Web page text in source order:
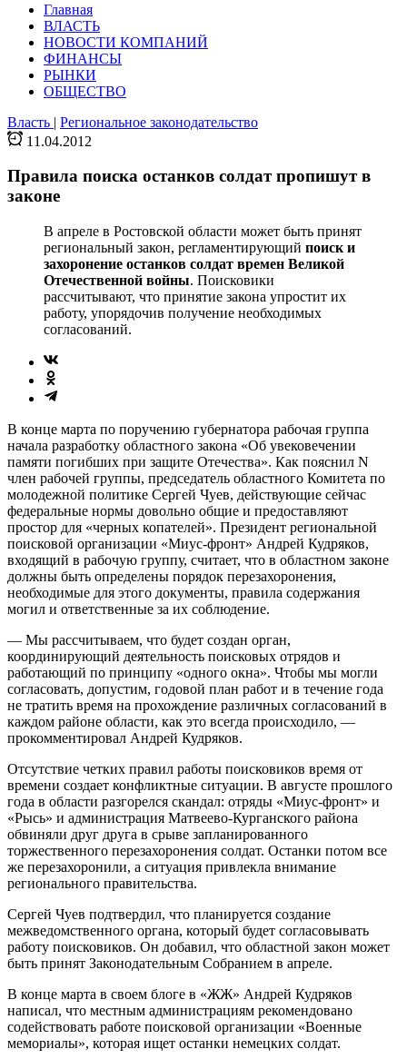
Главная
ВЛАСТЬ
НОВОСТИ КОМПАНИЙ
ФИНАНСЫ
РЫНКИ
ОБЩЕСТВО
Власть | Региональное законодательство
11.04.2012
Правила поиска останков солдат пропишут в
законе
В апреле в Ростовской области может быть принят
региональный закон, регламентирующий поиск и
захоронение останков солдат времен Великой
Отечественной войны. Поисковики
рассчитывают, что принятие закона упростит их
работу, упорядочив получение необходимых
согласований.
В конце марта по поручению губернатора рабочая группа
начала разработку областного закона «Об увековечении
памяти погибших при защите Отечества». Как пояснил N
член рабочей группы, председатель областного Комитета по
молодежной политике Сергей Чуев, действующие сейчас
федеральные нормы довольно общие и предоставляют
простор для «черных копателей». Президент региональной
поисковой организации «Миус-фронт» Андрей Кудряков,
входящий в рабочую группу, считает, что в областном законе
должны быть определены порядок перезахоронения,
необходимые для этого документы, правила содержания
могил и ответственные за их соблюдение.
— Мы рассчитываем, что будет создан орган,
координирующий деятельность поисковых отрядов и
работающий по принципу «одного окна». Чтобы мы могли
согласовать, допустим, годовой план работ и в течение года
не тратить время на прохождение различных согласований в
каждом районе области, как это всегда происходило, —
прокомментировал Андрей Кудряков.
Отсутствие четких правил работы поисковиков время от
времени создает конфликтные ситуации. В августе прошлого
года в области разгорелся скандал: отряды «Миус-фронт» и
«Рысь» и администрация Матвеево-Курганского района
обвиняли друг друга в срыве запланированного
торжественного перезахоронения солдат. Останки потом все
же перезахоронили, а ситуация привлекла внимание
регионального правительства.
Сергей Чуев подтвердил, что планируется создание
межведомственного органа, который будет согласовывать
работу поисковиков. Он добавил, что областной закон может
быть принят Законодательным Собранием в апреле.
В конце марта в своем блоге в «ЖЖ» Андрей Кудряков
написал, что местным администрациям рекомендовано
содействовать работе поисковой организации «Военные
мемориалы», которая ищет останки немецких солдат.